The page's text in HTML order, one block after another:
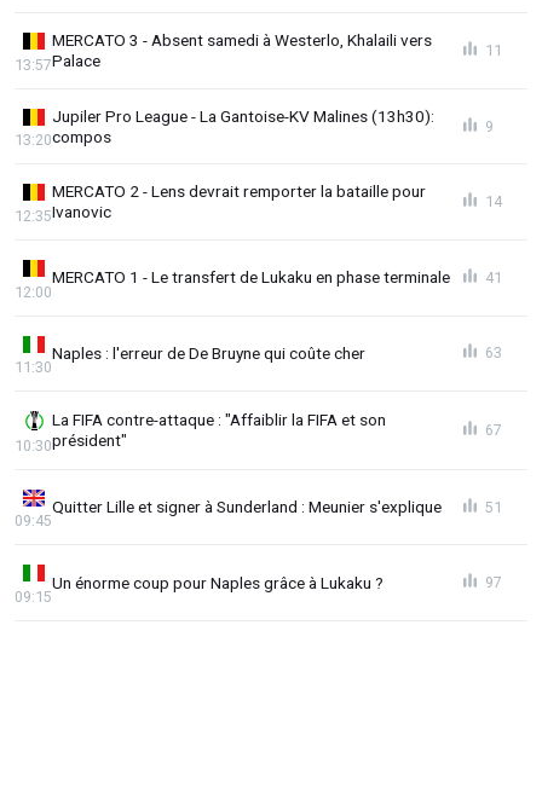
MERCATO 3 - Absent samedi à Westerlo, Khalaili vers
Palace
13:57
11
Jupiler Pro League - La Gantoise-KV Malines (13h30):
compos
13:20
9
MERCATO 2 - Lens devrait remporter la bataille pour
Ivanovic
12:35
14
MERCATO 1 - Le transfert de Lukaku en phase terminale
12:00
41
Naples : l'erreur de De Bruyne qui coûte cher
11:30
63
La FIFA contre-attaque : "Affaiblir la FIFA et son
président"
10:30
67
Quitter Lille et signer à Sunderland : Meunier s'explique
09:45
51
Un énorme coup pour Naples grâce à Lukaku ?
09:15
97